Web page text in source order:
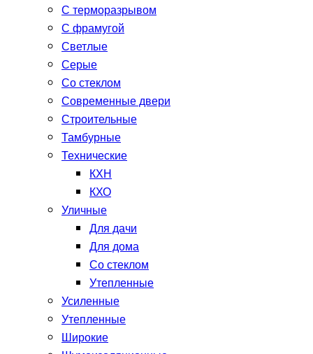
С терморазрывом
С фрамугой
Светлые
Серые
Со стеклом
Современные двери
Строительные
Тамбурные
Технические
КХН
КХО
Уличные
Для дачи
Для дома
Со стеклом
Утепленные
Усиленные
Утепленные
Широкие